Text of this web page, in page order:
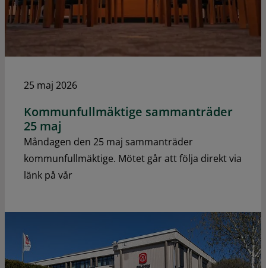
25 maj 2026
Kommunfullmäktige sammanträder
25 maj
Måndagen den 25 maj sammanträder
kommunfullmäktige. Mötet går att följa direkt via
länk på vår